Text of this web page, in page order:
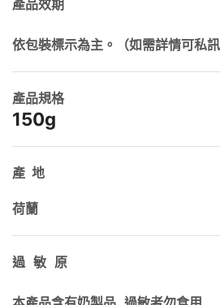
產品效期
依包裝標示為主。（如需詳情可私
產品規格
150g
產 地
荷蘭
過 敏 原